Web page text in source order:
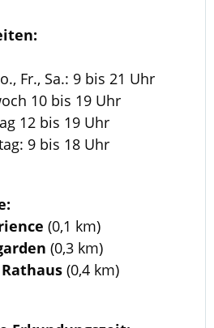
Fr., Sa.: 9 bis 21 Uhr
10 bis 19 Uhr
12 bis 19 Uhr
9 bis 18 Uhr
(0,1 km)
(0,3 km)
(0,4 km)